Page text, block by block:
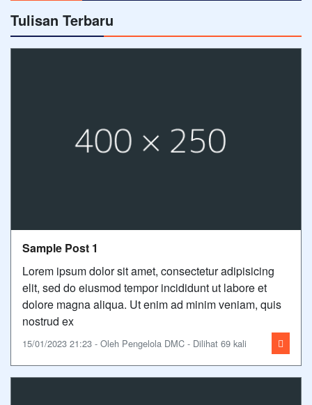
Tulisan Terbaru
Sample Post 1
Lorem ipsum dolor sit amet, consectetur adipisicing
elit, sed do eiusmod tempor incididunt ut labore et
dolore magna aliqua. Ut enim ad minim veniam, quis
nostrud ex
15/01/2023 21:23 - Oleh Pengelola DMC - Dilihat 69 kali